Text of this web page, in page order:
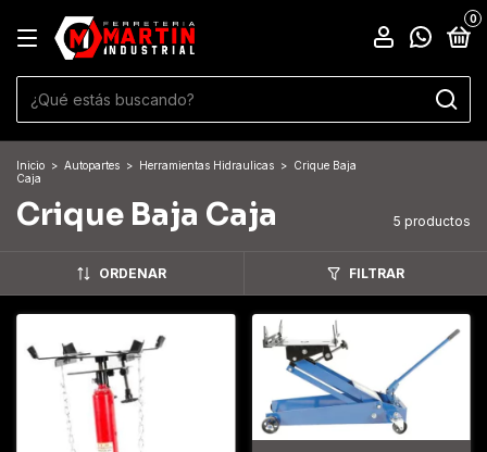
0
Inicio > Autopartes > Herramientas Hidraulicas > Crique Baja
Caja
Crique Baja Caja 5 productos
ORDENAR FILTRAR